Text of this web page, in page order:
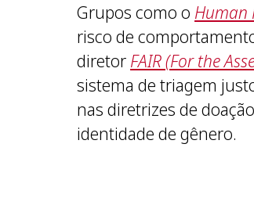
Grupos como o Human
risco de
diretor FAIR (For the
sistema de triagem
nas diretrizes de
identidade de gênero.